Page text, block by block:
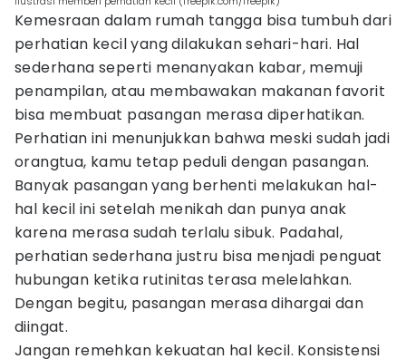
Kemesraan dalam rumah tangga bisa tumbuh dari
perhatian kecil yang dilakukan sehari-hari. Hal
sederhana seperti menanyakan kabar, memuji
penampilan, atau membawakan makanan favorit
bisa membuat pasangan merasa diperhatikan.
Perhatian ini menunjukkan bahwa meski sudah jadi
orangtua, kamu tetap peduli dengan pasangan.
Banyak pasangan yang berhenti melakukan hal-
hal kecil ini setelah menikah dan punya anak
karena merasa sudah terlalu sibuk. Padahal,
perhatian sederhana justru bisa menjadi penguat
hubungan ketika rutinitas terasa melelahkan.
Dengan begitu, pasangan merasa dihargai dan
diingat.
Jangan remehkan kekuatan hal kecil. Konsistensi